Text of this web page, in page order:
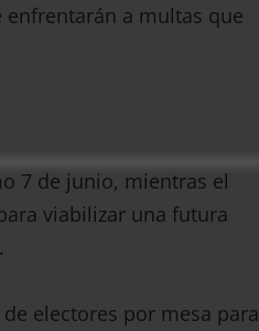
a multas que
7 de junio, mientras el
viabilizar una futura
electores por mesa para